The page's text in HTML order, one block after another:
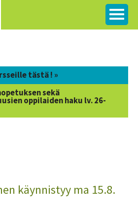
tästä ! »
sekä
oppilaiden haku lv. 26-
käynnistyy ma 15.8.